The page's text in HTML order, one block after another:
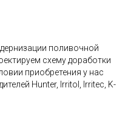
поливочной
схему доработки
приобретения у нас
Hunter, Irritol, Irritec, K-